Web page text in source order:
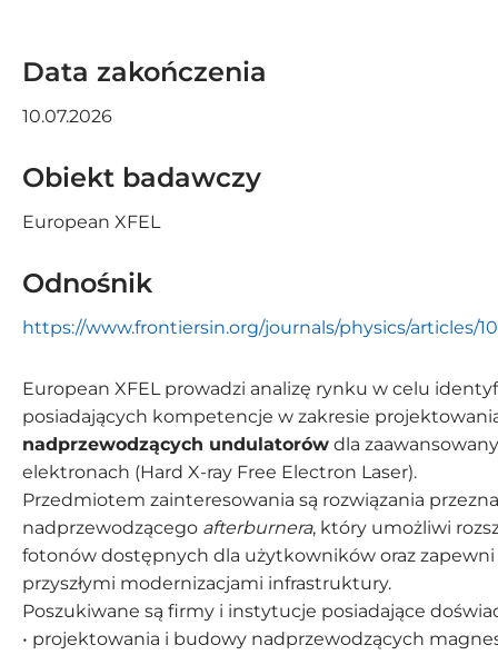
Data zakończenia
10.07.2026
Obiekt badawczy
European XFEL
Odnośnik
https://www.frontiersin.org/journals/physics/articles/
European XFEL prowadzi analizę rynku w celu
posiadających kompetencje w zakresie
nadprzewodzących undulatorów dla
elektronach (Hard X-ray Free Electron Laser).
Przedmiotem zainteresowania są rozwiązania
nadprzewodzącego afterburnera, który umożliwi
fotonów dostępnych dla użytkowników oraz
przyszłymi modernizacjami infrastruktury.
Poszukiwane są firmy i instytucje posiadające
• projektowania i budowy nadprzewodzących